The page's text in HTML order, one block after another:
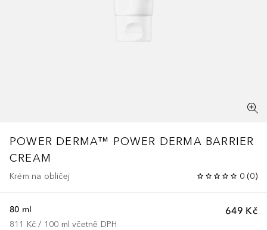
POWER DERMA™ POWER DERMA BARRIER
CREAM
Krém na obličej 0 (0)
649 Kč
80 ml
811 Kč / 100 ml včetně DPH